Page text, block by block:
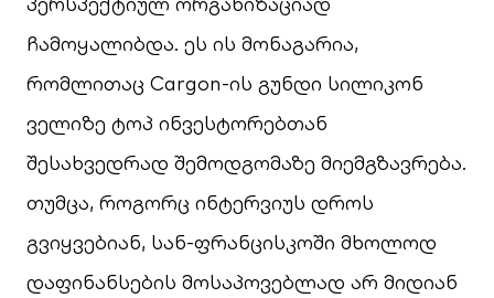
ჩამოყალიბდა. ეს ის მონაგარია,
რომლითაც Cargon-ის გუნდი სილიკონ
ველიზე ტოპ ინვესტორებთან
შესახვედრად შემოდგომაზე მიემგზავრება.
თუმცა, როგორც ინტერვიუს დროს
გვიყვებიან, სან-ფრანცისკოში მხოლოდ
დაფინანსების მოსაპოვებლად არ მიდიან